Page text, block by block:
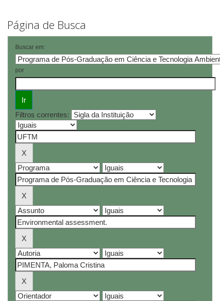
Página de Busca
Buscar em:
por
Filtros correntes: